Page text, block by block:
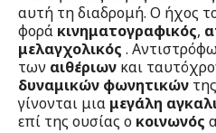
αυτή τη διαδρομή. Ο ήχος
φορά κινηματογραφικός,
μελαγχολικός .
των αιθέριων και
δυναμικών φωνητικών της
γίνονται μια μεγάλη
επί της ουσίας ο κοινωνός